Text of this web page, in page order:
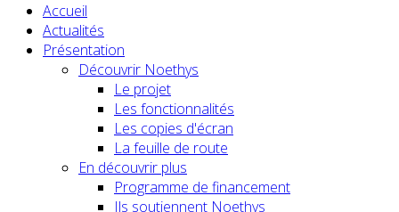
Accueil
Actualités
Présentation
Découvrir Noethys
Le projet
Les fonctionnalités
Les copies d'écran
La feuille de route
En découvrir plus
Programme de financement
Ils soutiennent Noethys